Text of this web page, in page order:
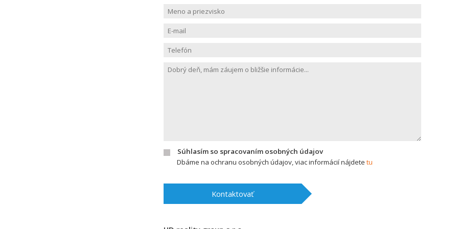
Súhlasím so spracovaním osobných údajov
Dbáme na ochranu osobných údajov, viac informácií nájdete tu
Kontaktovať